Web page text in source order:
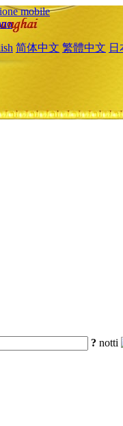
mobile
简体中文 繁體中文 日
? notti